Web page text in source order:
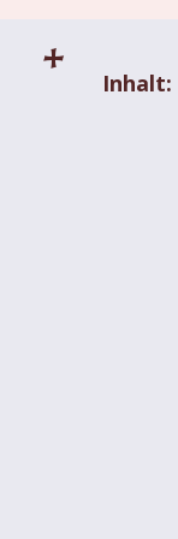
+ Inhalt: